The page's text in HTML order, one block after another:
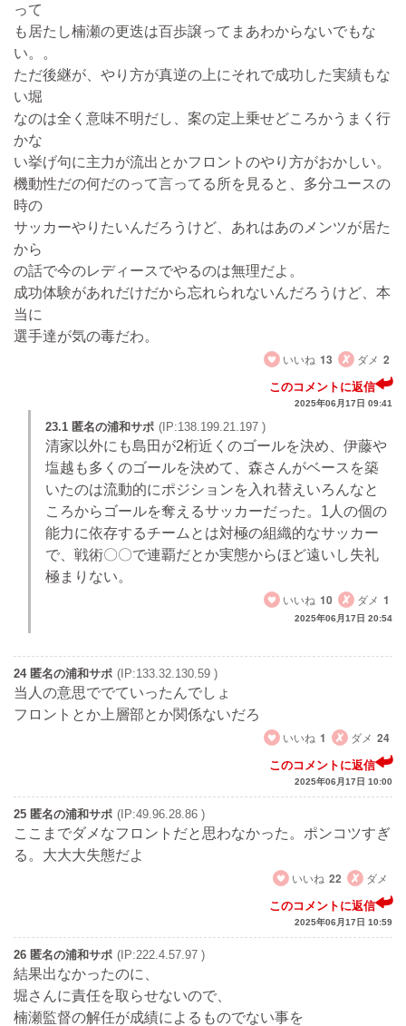
って
も居たし楠瀬の更迭は百歩譲ってまあわからないでもな
い。。
ただ後継が、やり方が真逆の上にそれで成功した実績もな
い堀
なのは全く意味不明だし、案の定上乗せどころかうまく行
かな
い挙げ句に主力が流出とかフロントのやり方がおかしい。
機動性だの何だのって言ってる所を見ると、多分ユースの
時の
サッカーやりたいんだろうけど、あれはあのメンツが居た
から
の話で今のレディースでやるのは無理だよ。
成功体験があれだけだから忘れられないんだろうけど、本
当に
選手達が気の毒だわ。
いいね 13 ダメ 2
このコメントに返信
2025年06月17日 09:41
23.1 匿名の浦和サポ (IP:138.199.21.197 )
清家以外にも島田が2桁近くのゴールを決め、伊藤や
塩越も多くのゴールを決めて、森さんがベースを築
いたのは流動的にポジションを入れ替えいろんなと
ころからゴールを奪えるサッカーだった。1人の個の
能力に依存するチームとは対極の組織的なサッカー
で、戦術〇〇で連覇だとか実態からほど遠いし失礼
極まりない。
いいね 10 ダメ 1
2025年06月17日 20:54
24 匿名の浦和サポ (IP:133.32.130.59 )
当人の意思ででていったんでしょ
フロントとか上層部とか関係ないだろ
いいね 1 ダメ 24
このコメントに返信
2025年06月17日 10:00
25 匿名の浦和サポ (IP:49.96.28.86 )
ここまでダメなフロントだと思わなかった。ポンコツすぎ
る。大大大失態だよ
いいね 22 ダメ
このコメントに返信
2025年06月17日 10:59
26 匿名の浦和サポ (IP:222.4.57.97 )
結果出なかったのに、
堀さんに責任を取らせないので、
楠瀬監督の解任が成績によるものでない事を